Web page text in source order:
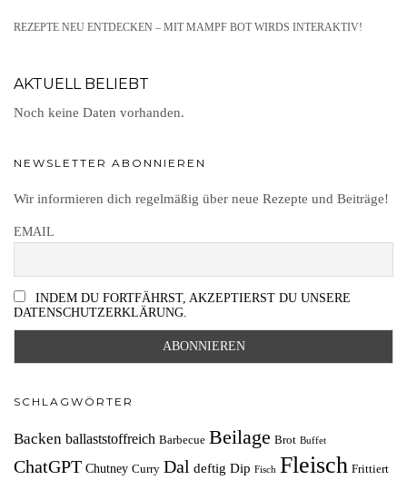
REZEPTE NEU ENTDECKEN – MIT MAMPF BOT WIRDS INTERAKTIV!
AKTUELL BELIEBT
Noch keine Daten vorhanden.
NEWSLETTER ABONNIEREN
Wir informieren dich regelmäßig über neue Rezepte und Beiträge!
EMAIL
INDEM DU FORTFÄHRST, AKZEPTIERST DU UNSERE
DATENSCHUTZERKLÄRUNG.
SCHLAGWÖRTER
Backen ballaststoffreich Barbecue Beilage Brot Buffet
ChatGPT Chutney Curry Dal deftig Dip Fisch Fleisch Frittiert